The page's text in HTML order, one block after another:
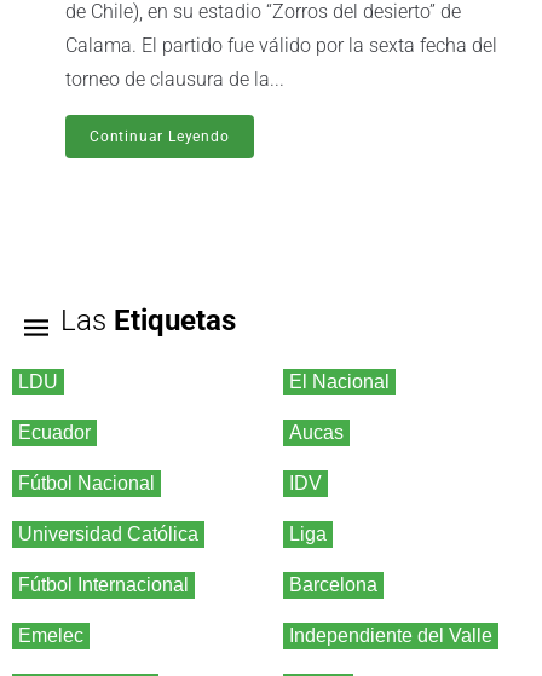
de Chile), en su estadio “Zorros del desierto” de
Calama. El partido fue válido por la sexta fecha del
torneo de clausura de la...
Continuar Leyendo
Las Etiquetas
LDU El Nacional
Ecuador Aucas
Fútbol Nacional IDV
Universidad Católica Liga
Fútbol Internacional Barcelona
Emelec Independiente del Valle